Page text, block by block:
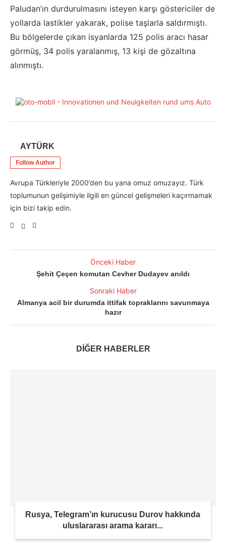
Paludan’ın durdurulmasını isteyen karşı göstericiler de
yollarda lastikler yakarak, polise taşlarla saldırmıştı.
Bu bölgelerde çıkan isyanlarda 125 polis aracı hasar
görmüş, 34 polis yaralanmış, 13 kişi de gözaltına
alınmıştı.
AYTÜRK
Follow Author
Avrupa Türkleriyle 2000’den bu yana omuz omuzayız. Türk
toplumunun gelişimiyle ilgili en güncel gelişmeleri kaçırmamak
için bizi takip edin.
Önceki Haber
Şehit Çeçen komutan Cevher Dudayev anıldı
Sonraki Haber
Almanya acil bir durumda ittifak topraklarını savunmaya
hazır
DİĞER HABERLER
Rusya, Telegram’ın kurucusu Durov hakkında
uluslararası arama kararı...